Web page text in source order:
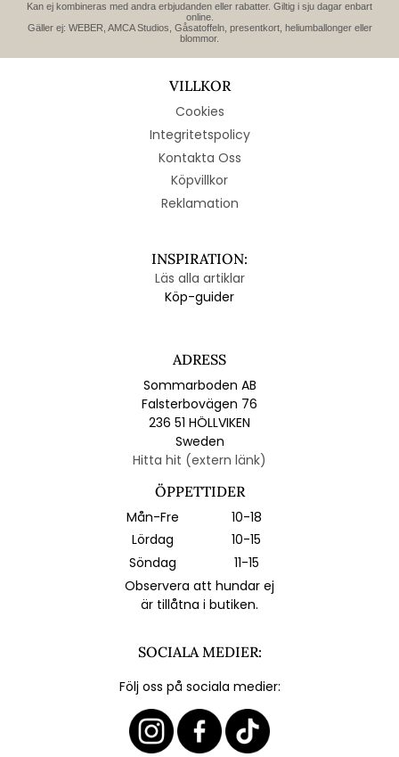
Kan ej kombineras med andra erbjudanden eller rabatter. Giltig i sju dagar enbart
online.
Gäller ej: WEBER, AMCA Studios, Gåsatoffeln, presentkort, heliumballonger eller
blommor.
VILLKOR
Cookies
Integritetspolicy
Kontakta Oss
Köpvillkor
Reklamation
INSPIRATION:
Läs alla artiklar
Köp-guider
ADRESS
Sommarboden AB
Falsterbovägen 76
236 51 HÖLLVIKEN
Sweden
Hitta hit (extern länk)
ÖPPETTIDER
Mån-Fre
10-18
Lördag
10-15
Söndag
11-15
Observera att hundar ej
är tillåtna i butiken.
SOCIALA MEDIER:
Följ oss på sociala medier: